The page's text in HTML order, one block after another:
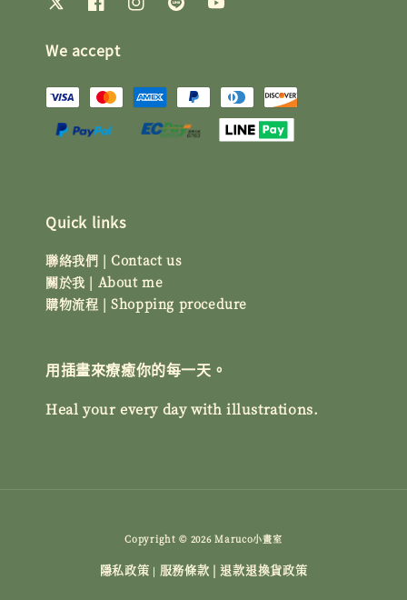
We accept
Quick links
聯絡我們 | Contact us
關於我 | About me
購物流程 | Shopping procedure
用插畫來療癒你的每一天。
Heal your every day with illustrations.
Copyright © 2026 Maruco小畫室
隱私政策 | 服務條款 | 退款退換貨政策